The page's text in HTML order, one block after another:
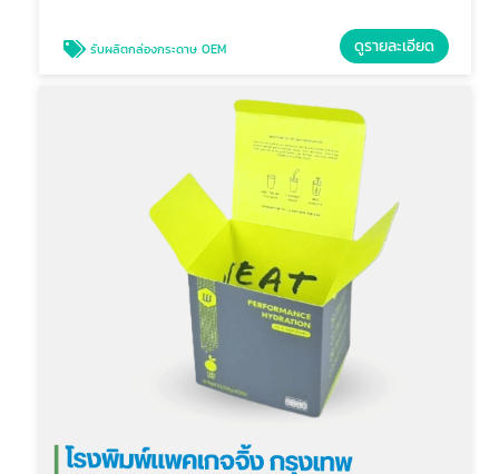
รับผลิตกล่องกระดาษ OEM ดูรายละเอียด